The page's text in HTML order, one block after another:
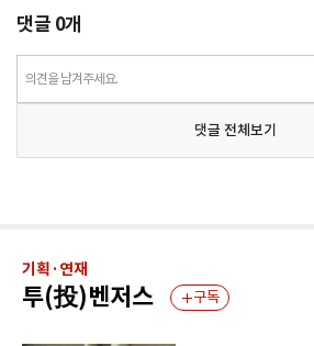
댓글 0개
의견을 남겨주세요.
댓글 전체보기
기획·연재
투(投)벤저스 구독